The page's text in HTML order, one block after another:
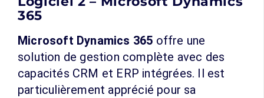
365
Microsoft Dynamics 365 offre une
solution de gestion complète avec des
capacités CRM et ERP intégrées. Il est
particulièrement apprécié pour sa